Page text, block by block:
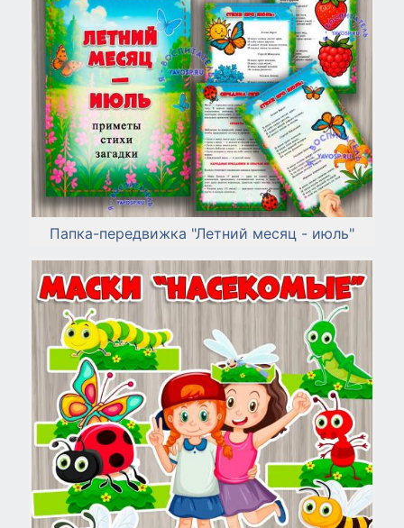
Папка-передвижка "Летний месяц - июль"